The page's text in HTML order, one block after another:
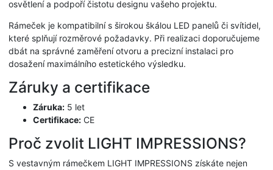
osvětlení a podpoří čistotu designu vašeho projektu.
Rámeček je kompatibilní s širokou škálou LED panelů či svítidel,
které splňují rozměrové požadavky. Při realizaci doporučujeme
dbát na správné zaměření otvoru a precizní instalaci pro
dosažení maximálního estetického výsledku.
Záruky a certifikace
Záruka: 5 let
Certifikace: CE
Proč zvolit LIGHT IMPRESSIONS?
S vestavným rámečkem LIGHT IMPRESSIONS získáte nejen